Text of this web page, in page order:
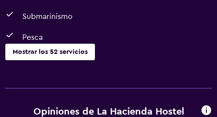
Submarinismo
Pesca
Mostrar los 52 servicios
Copas
Opiniones de La Hacienda Hostel